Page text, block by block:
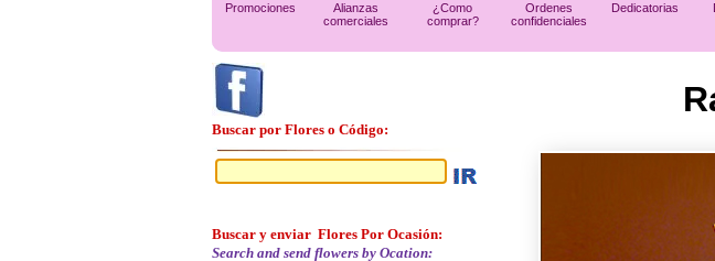
Promociones
Alianzas
comerciales
¿Como
comprar?
Ordenes
confidenciales
Dedicatorias
Buscar por Flores o Código:
Buscar y enviar Flores Por Ocasión:
Search and send flowers by Ocation: